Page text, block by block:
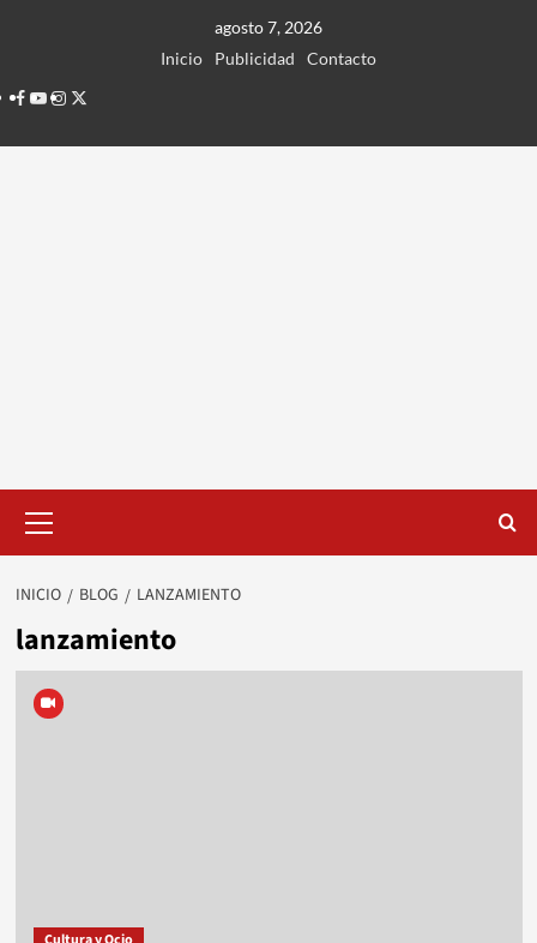
agosto 7, 2026
Inicio
Publicidad
Contacto
Facebook
Youtube
Instagram
Twitter
principal
INICIO BLOG LANZAMIENTO
lanzamiento